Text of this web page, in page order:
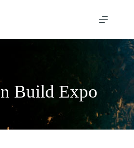
Build Expo